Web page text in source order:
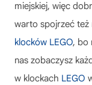
miejskiej, więc
warto spojrzeć też
klocków LEGO, bo
nas zobaczysz
w klockach LEGO